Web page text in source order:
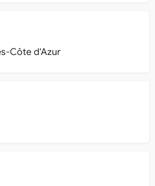
Côte d'Azur